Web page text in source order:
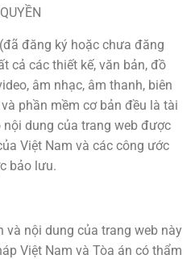
đăng ký hoặc chưa đăng
cả các thiết kế, văn bản, đồ
âm nhạc, âm thanh, biên
phần mềm cơ bản đều là tài
dung của trang web được
Việt Nam và các công ước
bảo lưu.
và nội dung của trang web này
Việt Nam và Tòa án có thẩm